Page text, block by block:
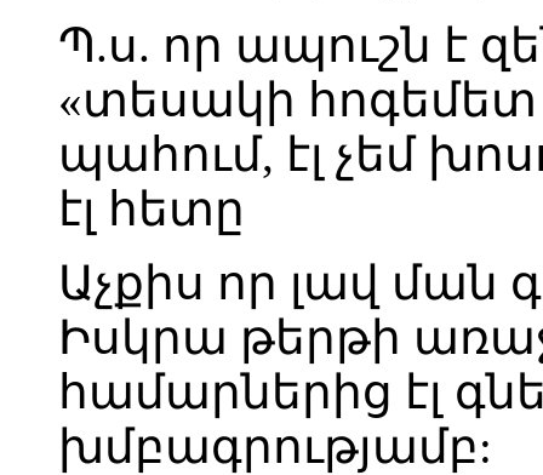
Պ.ս. որ ապուշն է
«տեսակի
պահում, էլ չեմ
էլ հետը
Աչքիս որ լավ ման
Իսկրա թերթի
համարներից էլ
խմբագրությամբ: